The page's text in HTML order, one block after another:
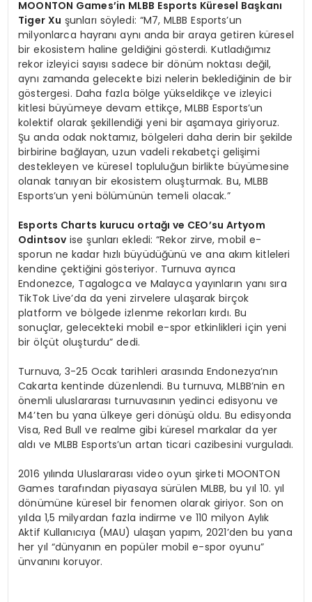
MOONTON Games’in MLBB Esports Küresel Başkanı
Tiger Xu şunları söyledi: “M7, MLBB Esports’un
milyonlarca hayranı aynı anda bir araya getiren küresel
bir ekosistem haline geldiğini gösterdi. Kutladığımız
rekor izleyici sayısı sadece bir dönüm noktası değil,
aynı zamanda gelecekte bizi nelerin beklediğinin de bir
göstergesi. Daha fazla bölge yükseldikçe ve izleyici
kitlesi büyümeye devam ettikçe, MLBB Esports’un
kolektif olarak şekillendiği yeni bir aşamaya giriyoruz.
Şu anda odak noktamız, bölgeleri daha derin bir şekilde
birbirine bağlayan, uzun vadeli rekabetçi gelişimi
destekleyen ve küresel topluluğun birlikte büyümesine
olanak tanıyan bir ekosistem oluşturmak. Bu, MLBB
Esports’un yeni bölümünün temeli olacak.”
Esports Charts kurucu ortağı ve CEO’su Artyom
Odintsov ise şunları ekledi: “Rekor zirve, mobil e-
sporun ne kadar hızlı büyüdüğünü ve ana akım kitleleri
kendine çektiğini gösteriyor. Turnuva ayrıca
Endonezce, Tagalogca ve Malayca yayınların yanı sıra
TikTok Live’da da yeni zirvelere ulaşarak birçok
platform ve bölgede izlenme rekorları kırdı. Bu
sonuçlar, gelecekteki mobil e-spor etkinlikleri için yeni
bir ölçüt oluşturdu” dedi.
Turnuva, 3-25 Ocak tarihleri arasında Endonezya’nın
Cakarta kentinde düzenlendi. Bu turnuva, MLBB’nin en
önemli uluslararası turnuvasının yedinci edisyonu ve
M4’ten bu yana ülkeye geri dönüşü oldu. Bu edisyonda
Visa, Red Bull ve realme gibi küresel markalar da yer
aldı ve MLBB Esports’un artan ticari cazibesini vurguladı.
2016 yılında Uluslararası video oyun şirketi MOONTON
Games tarafından piyasaya sürülen MLBB, bu yıl 10. yıl
dönümüne küresel bir fenomen olarak giriyor. Son on
yılda 1,5 milyardan fazla indirme ve 110 milyon Aylık
Aktif Kullanıcıya (MAU) ulaşan yapım, 2021’den bu yana
her yıl “dünyanın en popüler mobil e-spor oyunu”
ünvanını koruyor.